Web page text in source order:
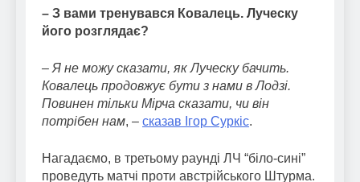
– З вами тренувався Ковалець. Луческу
його розглядає?
– Я не можу сказати, як Луческу бачить.
Ковалець продовжує бути з нами в Лодзі.
Повинен тільки Мірча сказати, чи він
потрібен нам, – сказав Ігор Суркіс.
Нагадаємо, в третьому раунді ЛЧ “біло-сині”
проведуть матчі проти австрійського Штурма.